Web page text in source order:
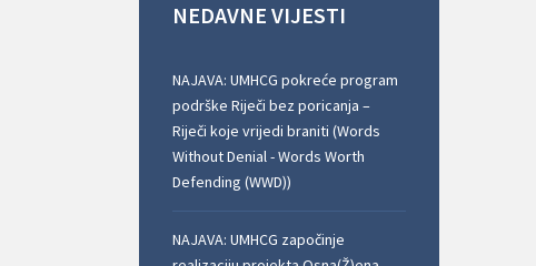
NEDAVNE VIJESTI
NAJAVA: UMHCG pokreće program
podrške Riječi bez poricanja –
Riječi koje vrijedi braniti (Words
Without Denial - Words Worth
Defending (WWD))
NAJAVA: UMHCG započinje